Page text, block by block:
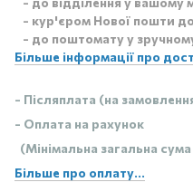
- кур'єром Нової пошти
- до поштомату у
Більше інформації про
- Післяплата (на
- Оплата на рахунок
(Мінімальна загальна
Більше про оплату...